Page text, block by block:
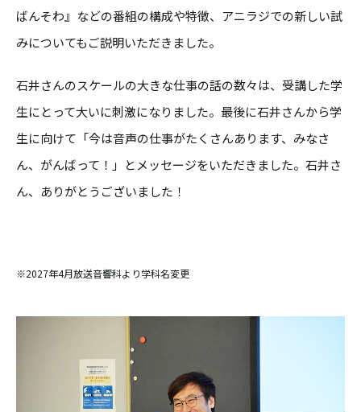
ばんそわ』などの番組の構成や特徴、アニラジでの新しい試
みについてもご説明いただきました。
石井さんのスケールの大きな仕事の話の数々は、受講した学
生にとって大いに刺激になりました。最後に石井さんから学
生に向けて「今は音声の仕事がたくさんあります、みなさ
ん、がんばって！」とメッセージをいただきました。石井さ
ん、ありがとうございました！
※2027年4月放送音響科より学科名変更